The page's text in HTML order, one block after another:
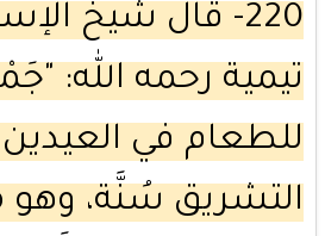
220- قال شيخ
تيمية رحمه الله:
للطعام في العيدين
التشريق سُنَّة،